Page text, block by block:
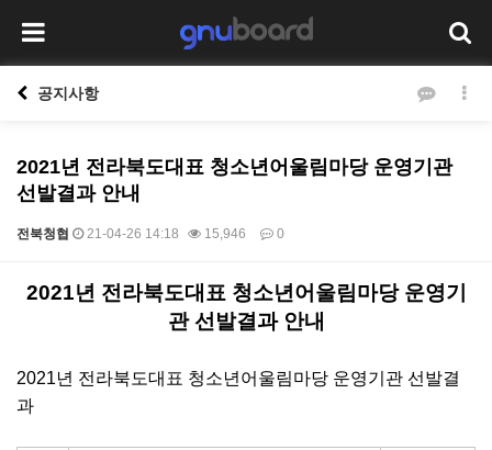
공지사항
2021년 전라북도대표 청소년어울림마당 운영기관
선발결과 안내
전북청협 21-04-26 14:18 15,946 0
본문
2021년 전라북도대표 청소년어울림마당 운영기
관 선발결과 안내
2021년 전라북도대표 청소년어울림마당 운영기관 선발결
과